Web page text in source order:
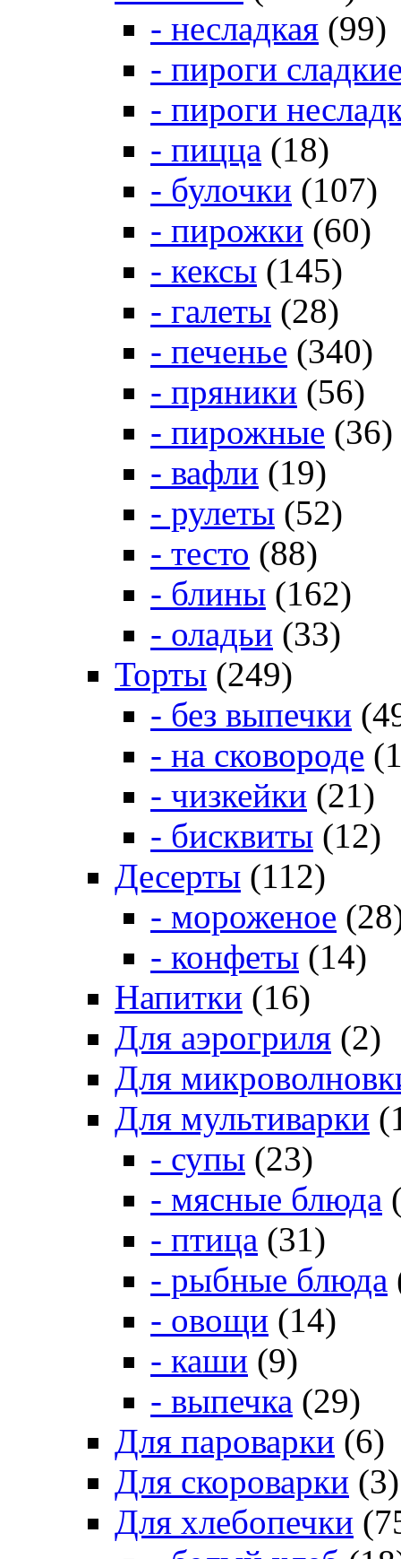
- несладкая (99)
- пироги
- пироги
- пицца (18)
- булочки (107)
- пирожки (60)
- кексы (145)
- галеты (28)
- печенье (340)
- пряники (56)
- пирожные (36)
- вафли (19)
- рулеты (52)
- тесто (88)
- блины (162)
- оладьи (33)
Торты (249)
- без выпечки
- на сковороде
- чизкейки (21)
- бисквиты (12)
Десерты (112)
- мороженое
- конфеты (14)
Напитки (16)
Для аэрогриля (2)
Для
Для мультиварки
- супы (23)
- мясные блюда
- птица (31)
- рыбные блюда
- овощи (14)
- каши (9)
- выпечка (29)
Для пароварки (6)
Для скороварки (3)
Для хлебопечки